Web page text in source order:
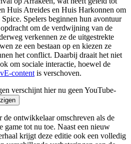
Huis Atreides en Huis Harkonnen om
Spelers beginnen hun avontuur
om de verdwijning van de
verkennen ze de uitgestrekte
ze een bestaan op en kiezen ze
het conflict. Daarbij draait het niet
om sociale interactie, hoewel de
content is verschoven.
verschijnt hier nu geen YouTube-
ontwikkelaar omschreven als de
game tot nu toe. Naast een nieuw
krijgt deze editie ook een volledig